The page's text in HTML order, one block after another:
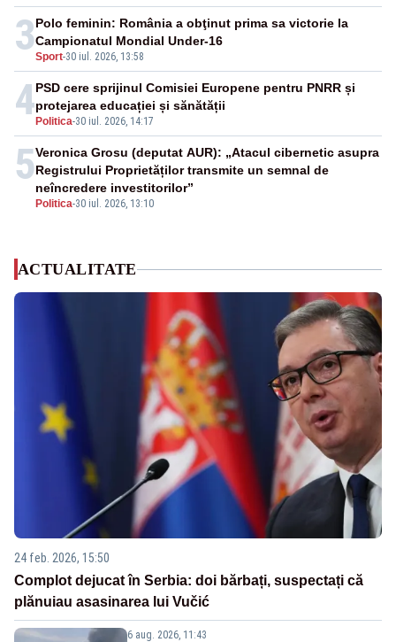
3Sport-30 iul. 2026, 13:58
Polo feminin: România a obţinut prima sa victorie la
Campionatul Mondial Under-16
4 Politica-30 iul. 2026, 14:17
PSD cere sprijinul Comisiei Europene pentru PNRR și
protejarea educației și sănătății
5
Politica-30 iul. 2026, 13:10
Veronica Grosu (deputat AUR): „Atacul cibernetic asupra
Registrului Proprietăților transmite un semnal de
neîncredere investitorilor”
ACTUALITATE
24 feb. 2026, 15:50
Complot dejucat în Serbia: doi bărbați, suspectați că
plănuiau asasinarea lui Vučić
6 aug. 2026, 11:43